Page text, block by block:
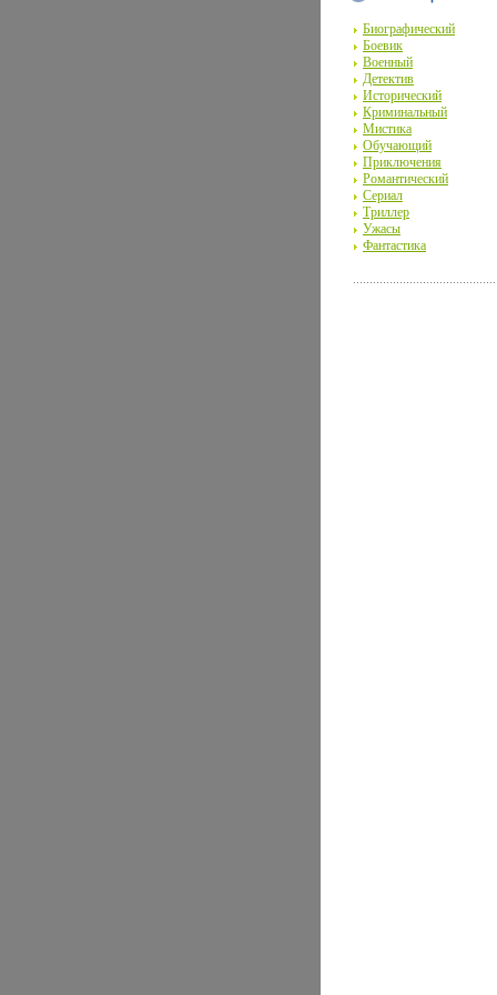
Биографический
Боевик
Военный
Детектив
Исторический
Криминальный
Мистика
Обучающий
Приключения
Романтический
Сериал
Триллер
Ужасы
Фантастика